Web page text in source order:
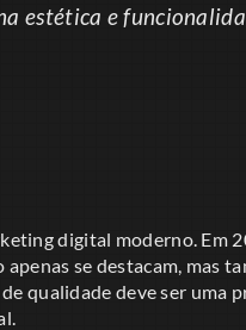
estética e
digital moderno. Em
se destacam, mas
qualidade deve ser uma